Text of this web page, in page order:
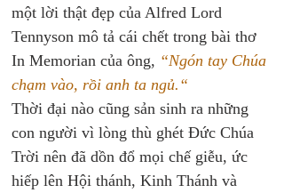
một lời thật đẹp của Alfred Lord
Tennyson mô tả cái chết trong bài thơ
In Memorian của ông, “Ngón tay Chúa
chạm vào, rồi anh ta ngủ.“
Thời đại nào cũng sản sinh ra những
con người vì lòng thù ghét Đức Chúa
Trời nên đã dồn đổ mọi chế giễu, ức
hiếp lên Hội thánh, Kinh Thánh và